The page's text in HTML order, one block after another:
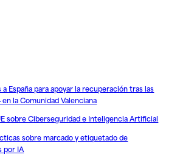
España para apoyar la recuperación tras las
la Comunidad Valenciana
sobre Ciberseguridad e Inteligencia Artificial
sobre marcado y etiquetado de
por IA